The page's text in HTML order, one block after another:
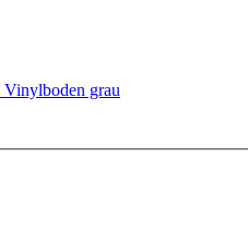
Vinylboden grau